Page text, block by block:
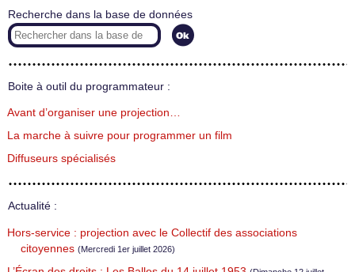
Recherche dans la base de données
Boite à outil du programmateur :
Avant d’organiser une projection…
La marche à suivre pour programmer un film
Diffuseurs spécialisés
Actualité :
Hors-service : projection avec le Collectif des associations
citoyennes (Mercredi 1er juillet 2026)